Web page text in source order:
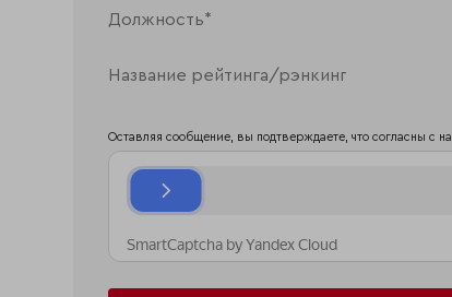
Оставляя сообщение, вы подтверждаете, что согласны с